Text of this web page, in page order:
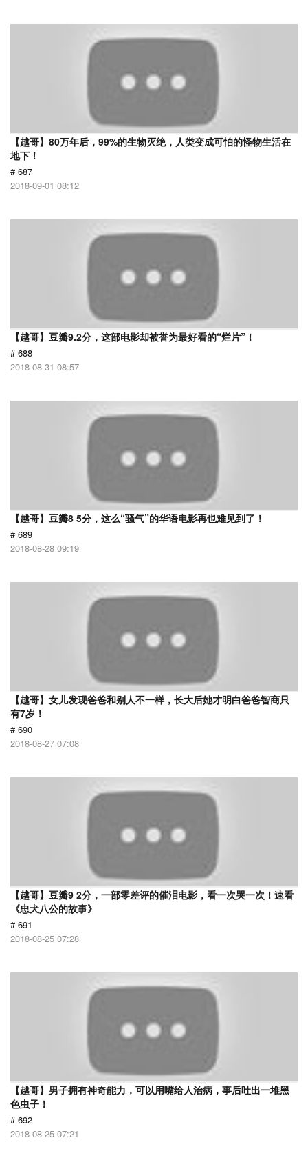
【越哥】80万年后，99%的生物灭绝，人类变成可怕的怪物生活在
地下！
# 687
2018-09-01 08:12
【越哥】豆瓣9.2分，这部电影却被誉为最好看的“烂片”！
# 688
2018-08-31 08:57
【越哥】豆瓣8 5分，这么“骚气”的华语电影再也难见到了！
# 689
2018-08-28 09:19
【越哥】女儿发现爸爸和别人不一样，长大后她才明白爸爸智商只
有7岁！
# 690
2018-08-27 07:08
【越哥】豆瓣9 2分，一部零差评的催泪电影，看一次哭一次！速看
《忠犬八公的故事》
# 691
2018-08-25 07:28
【越哥】男子拥有神奇能力，可以用嘴给人治病，事后吐出一堆黑
色虫子！
# 692
2018-08-25 07:21